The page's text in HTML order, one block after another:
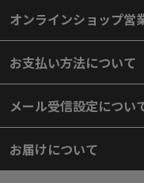
オンラインショップ営
お支払い方法について
メール受信設定につい
お届けについて